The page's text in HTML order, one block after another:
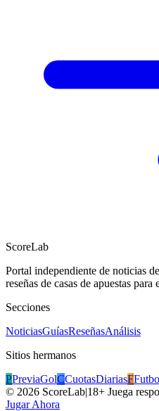
ScoreLab
Portal independiente de noticias
reseñas de casas de apuestas
Secciones
NoticiasGuíasReseñasAnálisis
Sitios hermanos
PPreviaGolCCuotasDiariasF
© 2026 ScoreLab|18+ Juega
Jugar Ahora